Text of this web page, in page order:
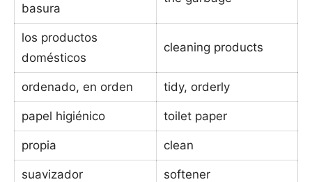
basura
los productos
domésticos
cleaning products
ordenado, en orden tidy, orderly
papel higiénico toilet paper
propia clean
suavizador softener